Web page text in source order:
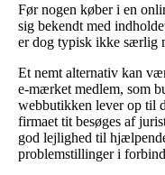
Før nogen køber i en
sig bekendt med
er dog typisk ikke særlig
Et nemt alternativ kan
e-mærket medlem, som
webbutikken lever op til
firmaet tit besøges af
god lejlighed til
problemstillinger i